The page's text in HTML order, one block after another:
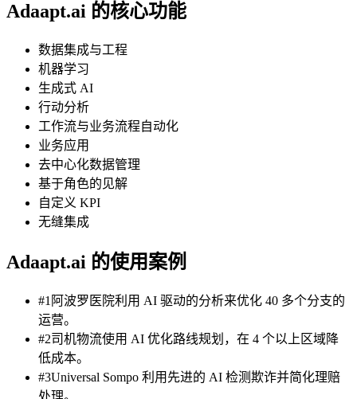
Adaapt.ai 的核心功能
数据集成与工程
机器学习
生成式 AI
行动分析
工作流与业务流程自动化
业务应用
去中心化数据管理
基于角色的见解
自定义 KPI
无缝集成
Adaapt.ai 的使用案例
#1阿波罗医院利用 AI 驱动的分析来优化 40 多个分支的
运营。
#2司机物流使用 AI 优化路线规划，在 4 个以上区域降
低成本。
#3Universal Sompo 利用先进的 AI 检测欺诈并简化理赔
处理。